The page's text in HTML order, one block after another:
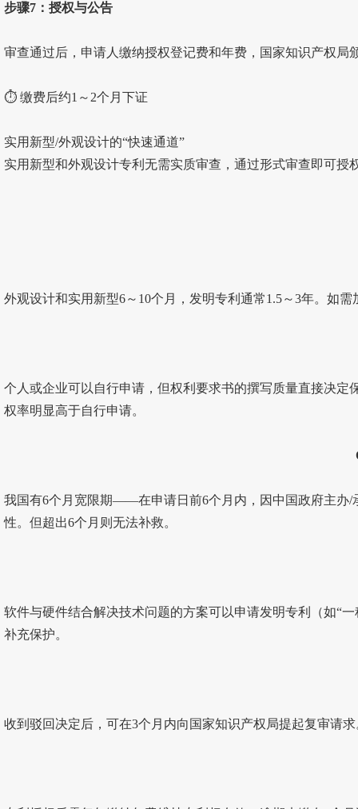
步骤7：授权与公告
审查通过后，申请人缴纳授权登记费和年费，国家知识产权
⏱ 缴费后约1～2个月下证
实用新型/外观设计的“快速通道”
实用新型和外观设计专利无需实质审查，通过形式审查即可
外观设计和实用新型6～10个月，发明专利通常1.5～3年。如
个人或企业可以自行申请，但权利要求书的撰写质量直接决
权率明显高于自行申请。
我国有6个月宽限期——在申请日前6个月内，因中国政府主办/
性。但超出6个月则无法补救。
软件与硬件结合解决技术问题的方案可以申请发明专利（如“
补充保护。
收到驳回决定后，可在3个月内向国家知识产权局提起复审请